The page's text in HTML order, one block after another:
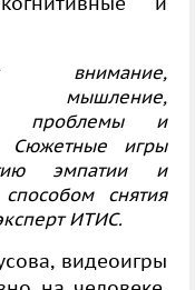
внимание,
мышление,
проблемы и
Сюжетные игры
эмпатии и
снятия
ИТИС.
видеоигры